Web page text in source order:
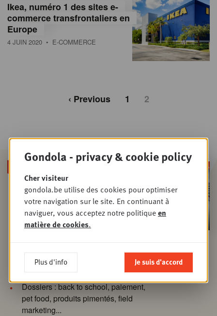
Ikea, numéro 1 des sites e-
commerce transfrontaliers en
Europe
4 JUIN 2020 • E-COMMERCE
‹ Previous 1 2
À la une : TikTok à l'assaut des
rayons
Interview avec Sebastiaan de Jong
C'est là que j'ai appris ce qu'est
l'efficacité"
Dossiers : back to school, paiement,
pet food, produits pimentés, field
marketing...
Gondola - privacy & cookie policy
Cher visiteur
gondola.be utilise des cookies pour optimiser
votre navigation sur le site. En continuant à
naviguer, vous acceptez notre politiqueen
matière de cookies.
Plus d'info Je suis d'accord